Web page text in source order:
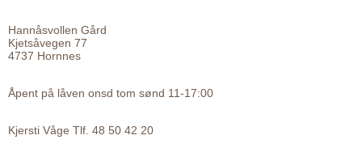
Hannåsvollen Gård
Kjetsåvegen 77
4737 Hornnes
Åpent på låven onsd tom sønd 11-17:00
Kjersti Våge Tlf. 48 50 42 20